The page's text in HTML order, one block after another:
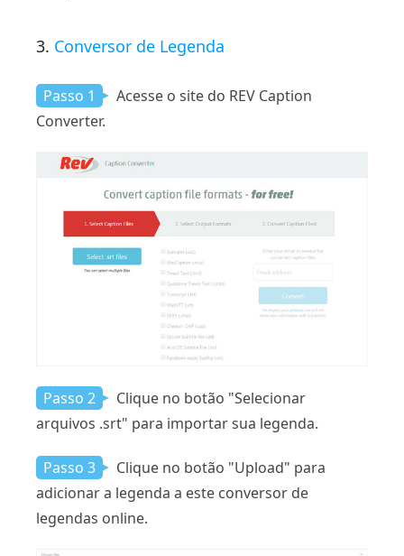
3. Conversor de Legenda
Passo 1
Acesse o site do REV Caption
Converter.
Passo 2
Clique no botão "Selecionar
arquivos .srt" para importar sua legenda.
Passo 3
Clique no botão "Upload" para
adicionar a legenda a este conversor de
legendas online.